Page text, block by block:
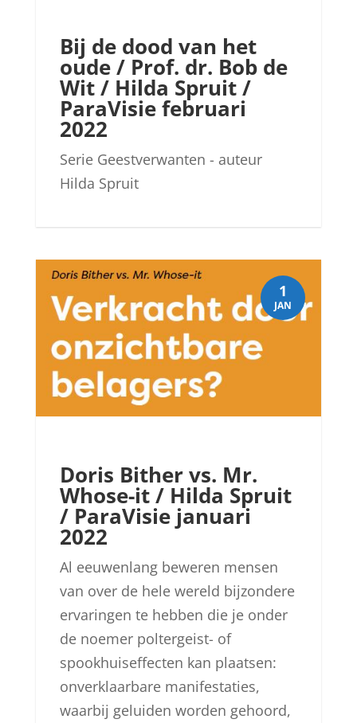
Bij de dood van het
oude / Prof. dr. Bob de
Wit / Hilda Spruit /
ParaVisie februari
2022
Serie Geestverwanten - auteur
Hilda Spruit
Doris Bither vs. Mr.
Whose-it / Hilda Spruit
/ ParaVisie januari
2022
Al eeuwenlang beweren mensen
van over de hele wereld bijzondere
ervaringen te hebben die je onder
de noemer poltergeist- of
spookhuiseffecten kan plaatsen:
onverklaarbare manifestaties,
waarbij geluiden worden gehoord,
1
JAN